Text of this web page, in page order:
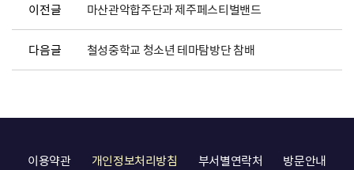
이전글 마산관악합주단과 제주페스티벌밴드
다음글 철성중학교 청소년 테마탐방단 참배
이용약관 개인정보처리방침 부서별연락처 방문안내